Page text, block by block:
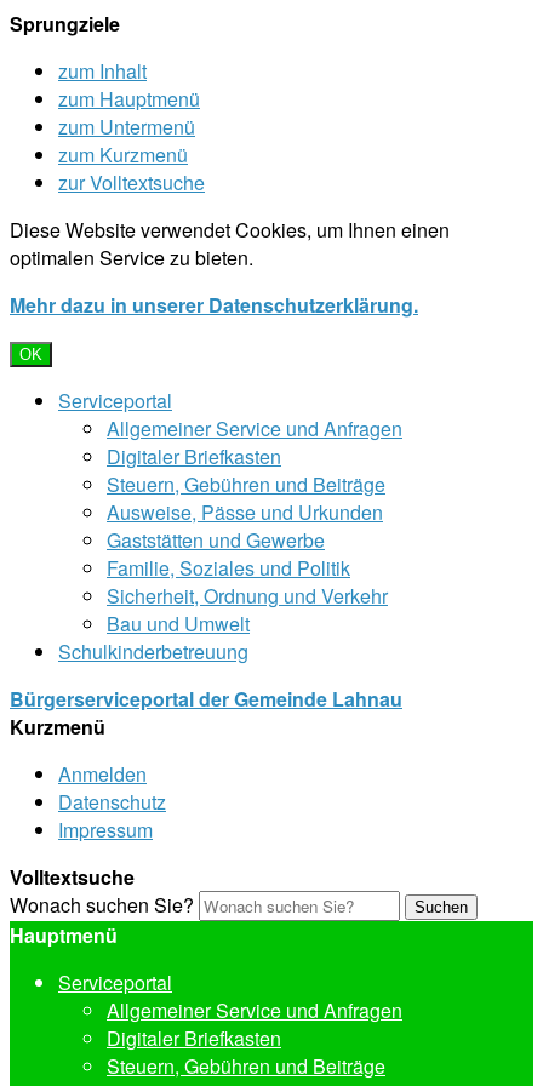
Sprungziele
zum Inhalt
zum Hauptmenü
zum Untermenü
zum Kurzmenü
zur Volltextsuche
Diese Website verwendet Cookies, um Ihnen einen
optimalen Service zu bieten.
Mehr dazu in unserer Datenschutzerklärung.
OK
Serviceportal
Allgemeiner Service und Anfragen
Digitaler Briefkasten
Steuern, Gebühren und Beiträge
Ausweise, Pässe und Urkunden
Gaststätten und Gewerbe
Familie, Soziales und Politik
Sicherheit, Ordnung und Verkehr
Bau und Umwelt
Schulkinderbetreuung
Bürgerserviceportal der Gemeinde Lahnau
Kurzmenü
Anmelden
Datenschutz
Impressum
Volltextsuche
Wonach suchen Sie?
Suchen
Hauptmenü
Serviceportal
Allgemeiner Service und Anfragen
Digitaler Briefkasten
Steuern, Gebühren und Beiträge